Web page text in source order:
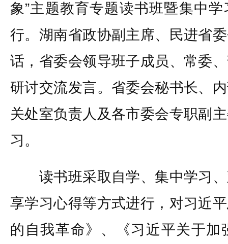
象”主题教育专题读书班暨集中
行。湖南省政协副主席、民进省
话，省委会领导班子成员、常委
研讨交流发言。省委会秘书长、
关处室负责人及各市委会专职副
习。
读书班采取自学、集中学习、
享学习心得等方式进行，对习近
的自我革命》、《习近平关于加